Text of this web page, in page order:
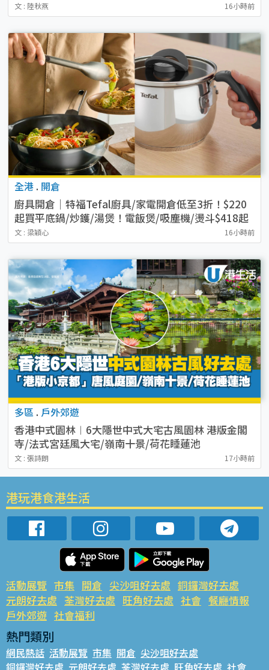
文 : 陸秋燕 16小時前
全港 . 開倉
廚具開倉｜特福Tefal廚具/家電開倉低至3折！$220
起買平底鍋/炒鑊/湯煲！電飯煲/吸塵機/燙斗$418起
文 : 梁穎心 16小時前
多區 . 戶外郊遊
香港中式園林︱6大隱世中式大宅古風園林 港版金閣
寺/法式宮廷風大宅/嶺南十景/荷花睡蓮池
文 : 張詩朗 17小時前
港玩港食港生活
活動展覽 市集 開倉 尖沙咀好去處 銅鑼灣好去處
元朗好去處 荃灣好去處 旺角好去處 社會 餐廳情報
戶外郊遊 社會福利
熱門類別
網民熱話 活動展覽 市集 開倉 尖沙咀好去處
銅鑼灣好去處 元朗好去處 荃灣好去處 旺角好去處 社會